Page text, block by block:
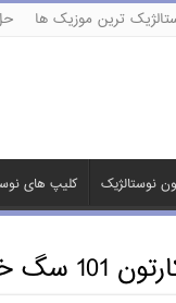
ترین موزیک ها
نوستالژیک کلیپ های
101 سگ خالدار دیزنی